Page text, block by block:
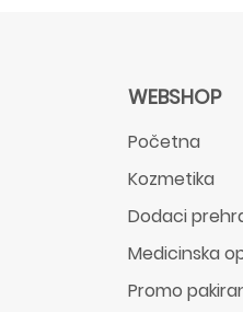
WEBSHOP
Početna
Kozmetika
Dodaci
Medicinska
Promo